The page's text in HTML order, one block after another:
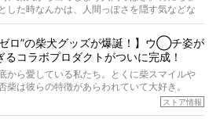
たため、何でも食べさせてきたということで
した時なんかは、人間っぽさを隠す気などな
ます。もしかして本当の本当は、中身は人間
ゼロ”の柴犬グッズが爆誕！】ウ◯チ姿が
るコラボプロダクトがついに完成！
から愛している私たち。とくに柴スマイルや
柴は彼らの特徴があらわれていて大好き。
と待て…もうひとつ、忘れてはならない愛おしい
ストア情報